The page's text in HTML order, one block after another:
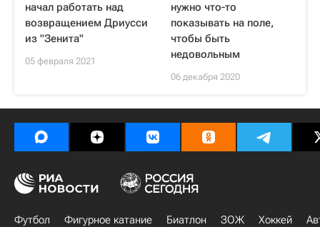
начал работать над
возвращением Дриусси
из "Зенита"
05 февраля 2021
нужно что-то
показывать на поле,
чтобы быть
недовольным
06 декабря 2020
Футбол Фигурное катание Биатлон ЗОЖ Хоккей